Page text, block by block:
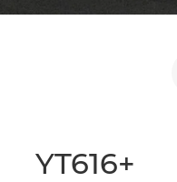
YT616+